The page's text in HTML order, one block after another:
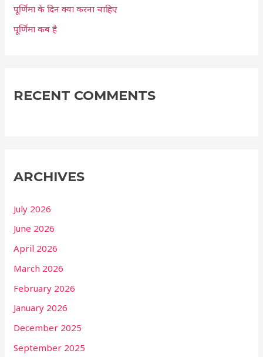
पूर्णिमा के दिन क्या करना चाहिए
पूर्णिमा कब है
RECENT COMMENTS
ARCHIVES
July 2026
June 2026
April 2026
March 2026
February 2026
January 2026
December 2025
September 2025